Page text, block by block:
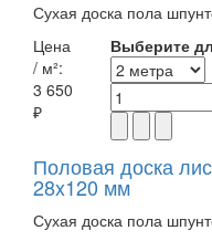
Сухая доска пола
Цена
/ м²:
3 650
₽
Выберите
Половая доска
28x120 мм
Сухая доска пола